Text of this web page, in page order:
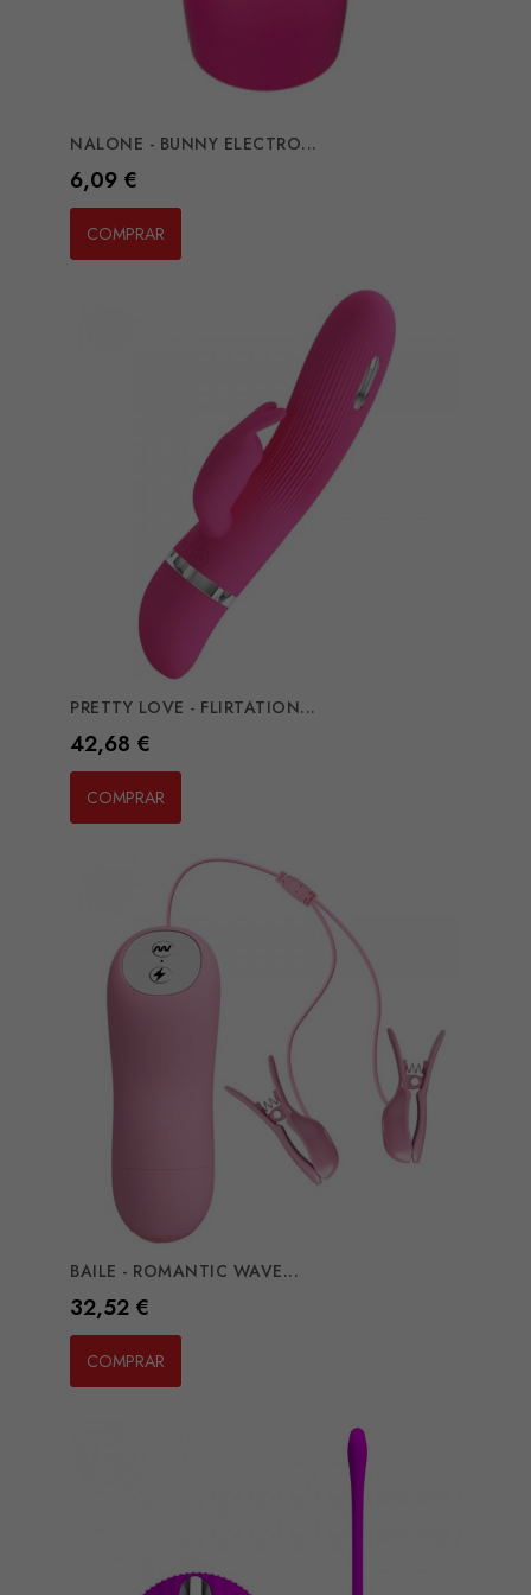
NALONE - BUNNY ELECTRO...
Preço
6,09 €
COMPRAR
PRETTY LOVE - FLIRTATION...
Preço
42,68 €
COMPRAR
BAILE - ROMANTIC WAVE...
Preço
32,52 €
COMPRAR